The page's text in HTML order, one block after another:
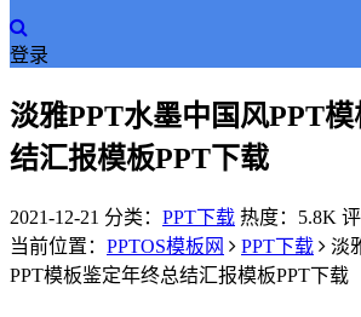
登录
淡雅PPT水墨中国风PPT
结汇报模板PPT下载
2021-12-21 分类： PPT下载 热度：5.8K 评
当前位置： PPTOS模板网 PPT下载
淡
PPT模板鉴定年终总结汇报模板PPT下载